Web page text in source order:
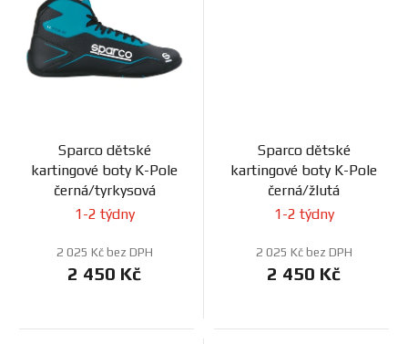
Sparco dětské
kartingové boty K-Pole
černá/tyrkysová
1-2 týdny
2 025 Kč bez DPH
2 450 Kč
Sparco dětské
kartingové boty K-Pole
černá/žlutá
1-2 týdny
2 025 Kč bez DPH
2 450 Kč